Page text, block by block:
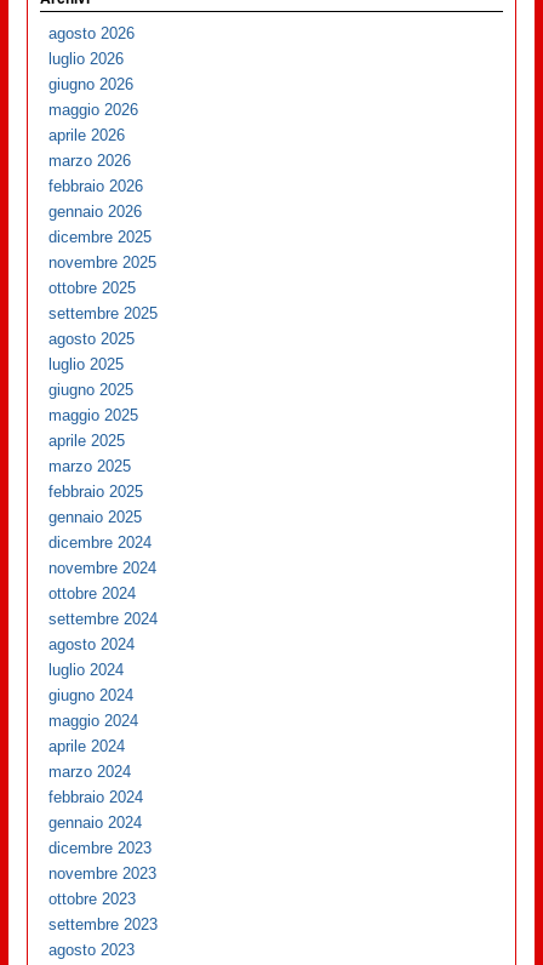
agosto 2026
luglio 2026
giugno 2026
maggio 2026
aprile 2026
marzo 2026
febbraio 2026
gennaio 2026
dicembre 2025
novembre 2025
ottobre 2025
settembre 2025
agosto 2025
luglio 2025
giugno 2025
maggio 2025
aprile 2025
marzo 2025
febbraio 2025
gennaio 2025
dicembre 2024
novembre 2024
ottobre 2024
settembre 2024
agosto 2024
luglio 2024
giugno 2024
maggio 2024
aprile 2024
marzo 2024
febbraio 2024
gennaio 2024
dicembre 2023
novembre 2023
ottobre 2023
settembre 2023
agosto 2023